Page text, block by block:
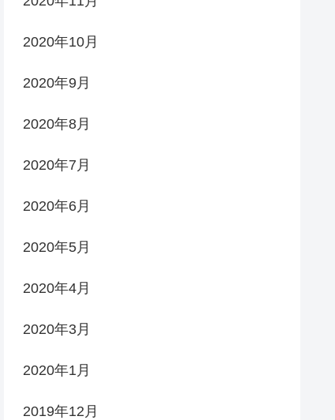
2020年10月
2020年9月
2020年8月
2020年7月
2020年6月
2020年5月
2020年4月
2020年3月
2020年1月
2019年12月